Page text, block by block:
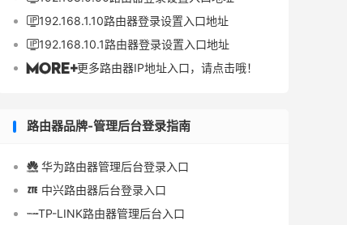
192.168.1.10路由器登录设置入口地址
192.168.10.1路由器登录设置入口地址
更多路由器IP地址入口，请点击哦！
路由器品牌-管理后台登录指南
 华为路由器管理后台登录入口
 中兴路由器后台登录入口
TP-LINK路由器管理后台入口